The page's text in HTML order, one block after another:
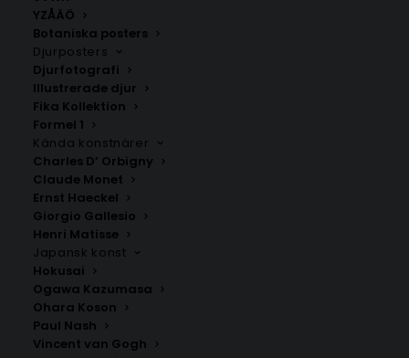
YZÅÄÖ
Botaniska posters
Djurposters
Djurfotografi
Illustrerade djur
Fika Kollektion
Formel 1
Kända konstnärer
Charles D’ Orbigny
Claude Monet
Ernst Haeckel
Giorgio Gallesio
Henri Matisse
Japansk konst
Hokusai
Ogawa Kazumasa
Ohara Koson
Paul Nash
Vincent van Gogh
Sola
Fr. 200.00